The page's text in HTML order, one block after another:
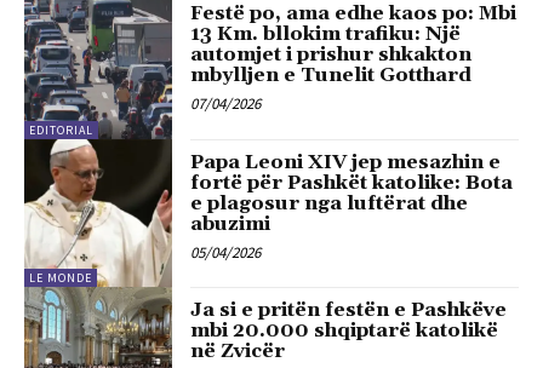
EDITORIAL
Festë po, ama edhe kaos po: Mbi
13 Km. bllokim trafiku: Një
automjet i prishur shkakton
mbylljen e Tunelit Gotthard
07/04/2026
LE MONDE
Papa Leoni XIV jep mesazhin e
fortë për Pashkët katolike: Bota
e plagosur nga luftërat dhe
abuzimi
05/04/2026
Ja si e pritën festën e Pashkëve
mbi 20.000 shqiptarë katolikë
në Zvicër